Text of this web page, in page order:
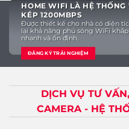
HOME WIFI LÀ HỆ
KÉP 1200MBPS
Được thiết kế cho nhà có diện
lại khả năng phủ sóng WiFi
nhanh và ổn định.
ĐĂNG KÝ TRẢI NGHIỆM
DỊCH VỤ TƯ
CAMERA - HỆ